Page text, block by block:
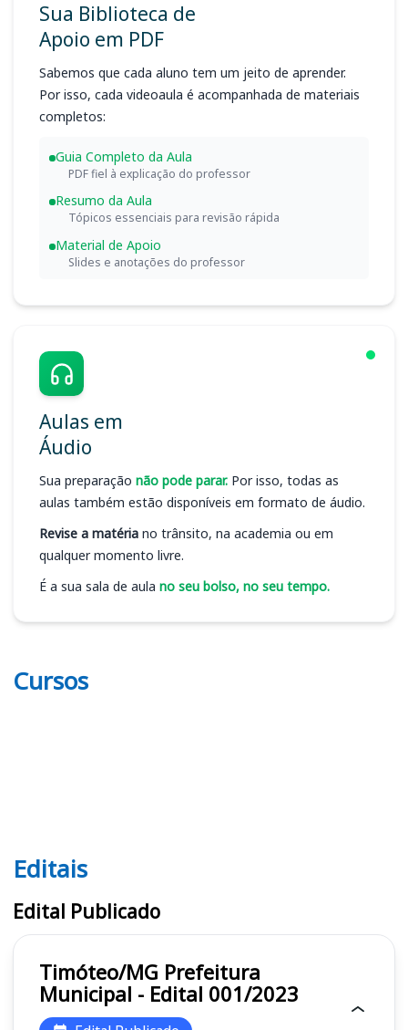
Sua Biblioteca de
Apoio em PDF
Sabemos que cada aluno tem um jeito de aprender.
Por isso, cada videoaula é acompanhada de materiais
completos:
Guia Completo da Aula
PDF fiel à explicação do professor
Resumo da Aula
Tópicos essenciais para revisão rápida
Material de Apoio
Slides e anotações do professor
Aulas em
Áudio
Sua preparação não pode parar. Por isso, todas as
aulas também estão disponíveis em formato de áudio.
Revise a matéria no trânsito, na academia ou em
qualquer momento livre.
É a sua sala de aula no seu bolso, no seu tempo.
Cursos
Editais
Editais
Edital Publicado
Timóteo/MG Prefeitura
Municipal - Edital 001/2023